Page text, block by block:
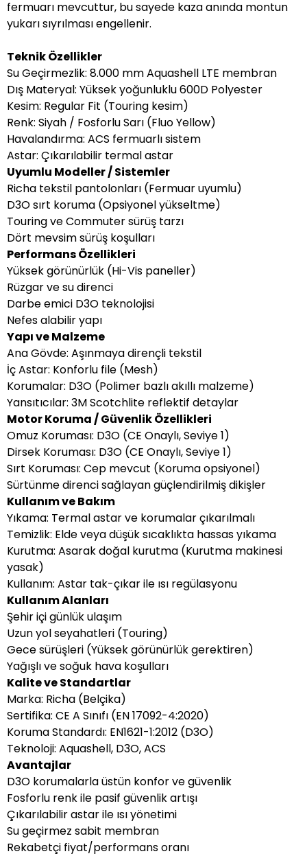
fermuarı mevcuttur, bu sayede kaza anında montun
yukarı sıyrılması engellenir.
Teknik Özellikler
Su Geçirmezlik: 8.000 mm Aquashell LTE membran
Dış Materyal: Yüksek yoğunluklu 600D Polyester
Kesim: Regular Fit (Touring kesim)
Renk: Siyah / Fosforlu Sarı (Fluo Yellow)
Havalandırma: ACS fermuarlı sistem
Astar: Çıkarılabilir termal astar
Uyumlu Modeller / Sistemler
Richa tekstil pantolonları (Fermuar uyumlu)
D3O sırt koruma (Opsiyonel yükseltme)
Touring ve Commuter sürüş tarzı
Dört mevsim sürüş koşulları
Performans Özellikleri
Yüksek görünürlük (Hi-Vis paneller)
Rüzgar ve su direnci
Darbe emici D3O teknolojisi
Nefes alabilir yapı
Yapı ve Malzeme
Ana Gövde: Aşınmaya dirençli tekstil
İç Astar: Konforlu file (Mesh)
Korumalar: D3O (Polimer bazlı akıllı malzeme)
Yansıtıcılar: 3M Scotchlite reflektif detaylar
Motor Koruma / Güvenlik Özellikleri
Omuz Koruması: D3O (CE Onaylı, Seviye 1)
Dirsek Koruması: D3O (CE Onaylı, Seviye 1)
Sırt Koruması: Cep mevcut (Koruma opsiyonel)
Sürtünme direnci sağlayan güçlendirilmiş dikişler
Kullanım ve Bakım
Yıkama: Termal astar ve korumalar çıkarılmalı
Temizlik: Elde veya düşük sıcaklıkta hassas yıkama
Kurutma: Asarak doğal kurutma (Kurutma makinesi
yasak)
Kullanım: Astar tak-çıkar ile ısı regülasyonu
Kullanım Alanları
Şehir içi günlük ulaşım
Uzun yol seyahatleri (Touring)
Gece sürüşleri (Yüksek görünürlük gerektiren)
Yağışlı ve soğuk hava koşulları
Kalite ve Standartlar
Marka: Richa (Belçika)
Sertifika: CE A Sınıfı (EN 17092-4:2020)
Koruma Standardı: EN1621-1:2012 (D3O)
Teknoloji: Aquashell, D3O, ACS
Avantajlar
D3O korumalarla üstün konfor ve güvenlik
Fosforlu renk ile pasif güvenlik artışı
Çıkarılabilir astar ile ısı yönetimi
Su geçirmez sabit membran
Rekabetçi fiyat/performans oranı